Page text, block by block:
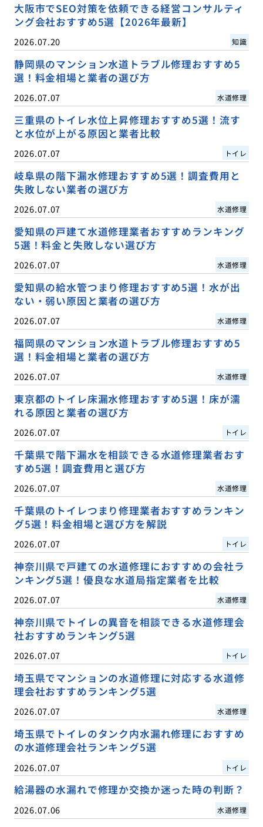
大阪市でSEO対策を依頼できる経営コンサルティ
ング会社おすすめ5選【2026年最新】
2026.07.20 知識
静岡県のマンション水道トラブル修理おすすめ5
選！料金相場と業者の選び方
2026.07.07 水道修理
三重県のトイレ水位上昇修理おすすめ5選！流す
と水位が上がる原因と業者比較
2026.07.07 トイレ
岐阜県の階下漏水修理おすすめ5選！調査費用と
失敗しない業者の選び方
2026.07.07 水道修理
愛知県の戸建て水道修理業者おすすめランキング
5選！料金と失敗しない選び方
2026.07.07 水道修理
愛知県の給水管つまり修理おすすめ5選！水が出
ない・弱い原因と業者の選び方
2026.07.07 水道修理
福岡県のマンション水道トラブル修理おすすめ5
選！料金相場と業者の選び方
2026.07.07 水道修理
東京都のトイレ床漏水修理おすすめ5選！床が濡
れる原因と業者の選び方
2026.07.07 トイレ
千葉県で階下漏水を相談できる水道修理業者おす
すめ5選！調査費用と選び方
2026.07.07 水道修理
千葉県のトイレつまり修理業者おすすめランキン
グ5選！料金相場と選び方を解説
2026.07.07 トイレ
神奈川県で戸建ての水道修理におすすめの会社ラ
ンキング5選！優良な水道局指定業者を比較
2026.07.07 水道修理
神奈川県でトイレの異音を相談できる水道修理会
社おすすめランキング5選
2026.07.07 トイレ
埼玉県でマンションの水道修理に対応する水道修
理会社おすすめランキング5選
2026.07.07 水道修理
埼玉県でトイレのタンク内水漏れ修理におすすめ
の水道修理会社ランキング5選
2026.07.07 トイレ
給湯器の水漏れで修理か交換か迷った時の判断？
2026.07.06 水道修理